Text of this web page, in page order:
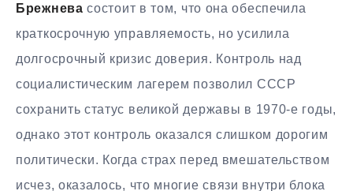
Брежнева состоит в том, что она обеспечила
краткосрочную управляемость, но усилила
долгосрочный кризис доверия. Контроль над
социалистическим лагерем позволил СССР
сохранить статус великой державы в 1970-е годы,
однако этот контроль оказался слишком дорогим
политически. Когда страх перед вмешательством
исчез, оказалось, что многие связи внутри блока